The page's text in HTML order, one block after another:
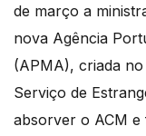
de março a
nova Agência
(APMA), criada
Serviço de
absorver o ACM e